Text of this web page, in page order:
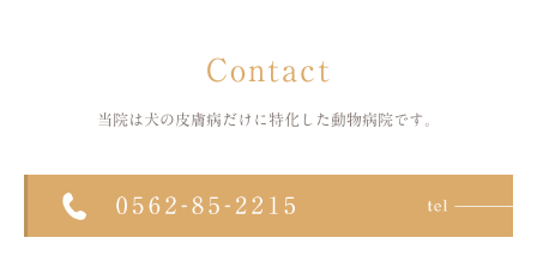
Contact
当院は犬の皮膚病だけに特化した 動物病院です。